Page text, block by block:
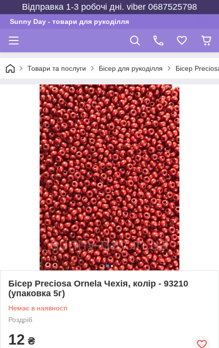
Відправка 1-3 робочі дні. viber 0687525798
Sunny Day - товари для рукоділля
Товари та послуги Бісер для рукоділля Бісер
Бісер Preciosa Ornela Чехія, колір - 93210
(упаковка 5г)
Немає в наявності
Роздріб
12 ₴